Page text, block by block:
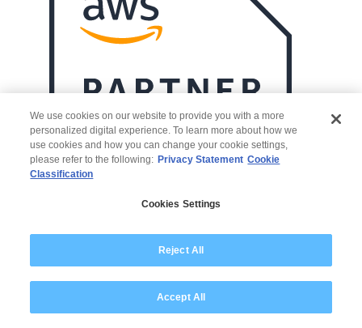
We use cookies on our website to provide you with a more
personalized digital experience. To learn more about how we
use cookies and how you can change your cookie settings,
please refer to the following: Privacy Statement Cookie
Classification
Cookies Settings
Reject All
Accept All